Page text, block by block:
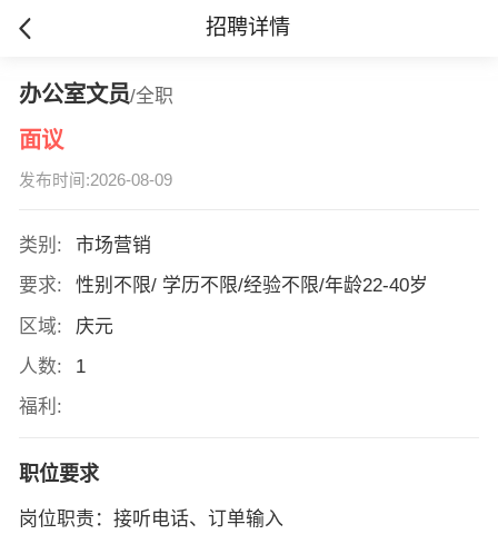
招聘详情
办公室文员/全职
面议
发布时间:2026-08-09
类别:
市场营销
要求:
性别不限/ 学历不限/经验不限/年龄22-40岁
区域:
庆元
人数:
1
福利:
职位要求
岗位职责：接听电话、订单输入